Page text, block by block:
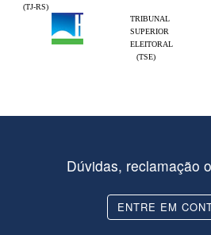
(TJ-RS)
TRIBUNAL
SUPERIOR
ELEITORAL
(TSE)
Dúvidas, reclamação
ENTRE EM